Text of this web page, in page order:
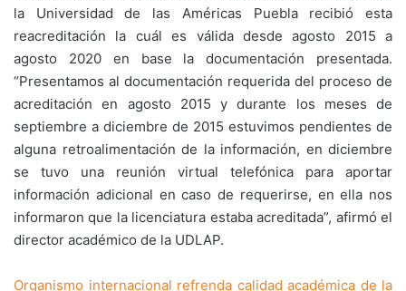
la Universidad de las Américas Puebla recibió esta
reacreditación la cuál es válida desde agosto 2015 a
agosto 2020 en base la documentación presentada.
“Presentamos al documentación requerida del proceso de
acreditación en agosto 2015 y durante los meses de
septiembre a diciembre de 2015 estuvimos pendientes de
alguna retroalimentación de la información, en diciembre
se tuvo una reunión virtual telefónica para aportar
información adicional en caso de requerirse, en ella nos
informaron que la licenciatura estaba acreditada”, afirmó el
director académico de la UDLAP.
Organismo internacional refrenda calidad académica de la